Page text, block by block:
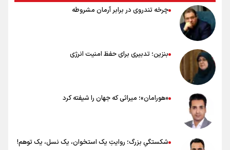
چرخه تندروی در برابر آرمان مشروطه
بنزین؛ تدبیری برای حفظ امنیت انرژی
«هورامان»؛ میراثی که جهان را شیفته کرد
شکستگیِ بزرگ؛ روایتِ یک استخوان، یک نسل، یک توهم!